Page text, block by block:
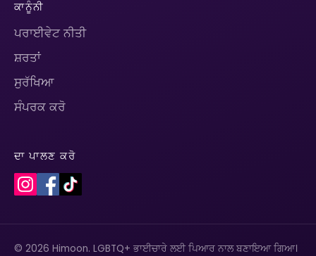
ਕਾਨੂੰਨੀ
ਪਰਾਈਵੇਟ ਨੀਤੀ
ਸ਼ਰਤਾਂ
ਸੁਰੱਖਿਆ
ਸੰਪਰਕ ਕਰੋ
ਦਾ ਪਾਲਣ ਕਰੋ
© 2026 Himoon. LGBTQ+ ਭਾਈਚਾਰੇ ਲਈ ਪਿਆਰ ਨਾਲ ਬਣਾਇਆ ਗਿਆ।